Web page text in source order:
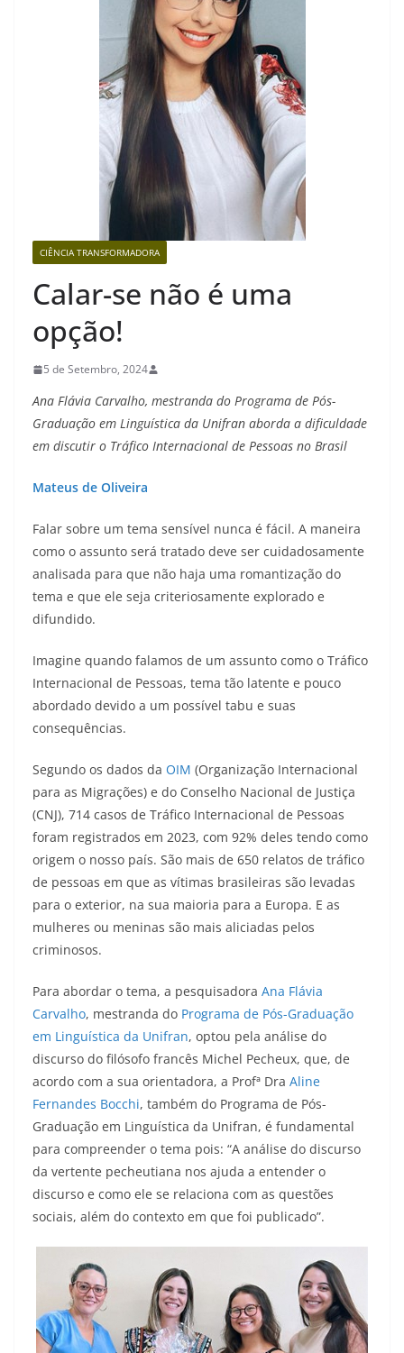
CIÊNCIA TRANSFORMADORA
Calar-se não é uma
opção!
5 de Setembro, 2024
Ana Flávia Carvalho, mestranda do Programa de Pós-
Graduação em Linguística da Unifran aborda a dificuldade
em discutir o Tráfico Internacional de Pessoas no Brasil
Mateus de Oliveira
Falar sobre um tema sensível nunca é fácil. A maneira
como o assunto será tratado deve ser cuidadosamente
analisada para que não haja uma romantização do
tema e que ele seja criteriosamente explorado e
difundido.
Imagine quando falamos de um assunto como o Tráfico
Internacional de Pessoas, tema tão latente e pouco
abordado devido a um possível tabu e suas
consequências.
Segundo os dados da OIM (Organização Internacional
para as Migrações) e do Conselho Nacional de Justiça
(CNJ), 714 casos de Tráfico Internacional de Pessoas
foram registrados em 2023, com 92% deles tendo como
origem o nosso país. São mais de 650 relatos de tráfico
de pessoas em que as vítimas brasileiras são levadas
para o exterior, na sua maioria para a Europa. E as
mulheres ou meninas são mais aliciadas pelos
criminosos.
Para abordar o tema, a pesquisadora Ana Flávia
Carvalho, mestranda do Programa de Pós-Graduação
em Linguística da Unifran, optou pela análise do
discurso do filósofo francês Michel Pecheux, que, de
acordo com a sua orientadora, a Profª Dra Aline
Fernandes Bocchi, também do Programa de Pós-
Graduação em Linguística da Unifran, é fundamental
para compreender o tema pois: “A análise do discurso
da vertente pecheutiana nos ajuda a entender o
discurso e como ele se relaciona com as questões
sociais, além do contexto em que foi publicado”.